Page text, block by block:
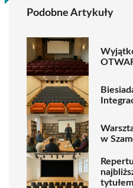
Podobne Artykuły
w
tytułem